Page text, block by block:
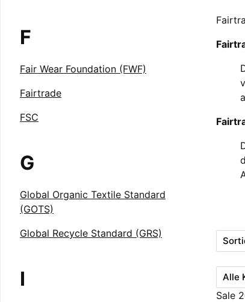
Alle
Sale
F
Fair Wear Foundation (FWF)
Fairtrade
FSC
G
Global Organic Textile Standard
(GOTS)
Global Recycle Standard (GRS)
I